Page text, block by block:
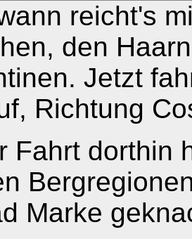
reicht's
den
Jetzt
Richtung
Fahrt dorthin
Marke